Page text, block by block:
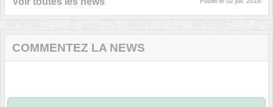
COMMENTEZ LA NEWS